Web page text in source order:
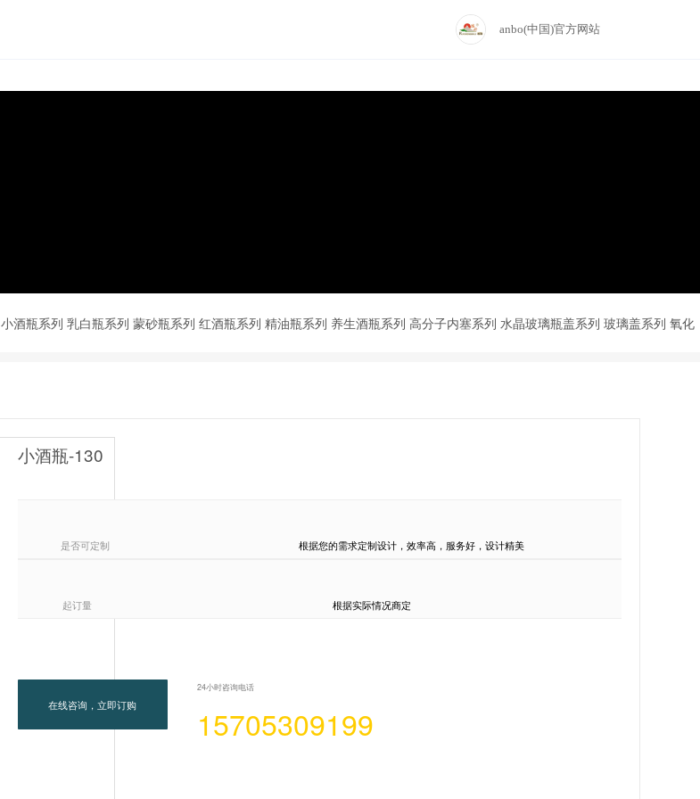
anbo(中国)官方网站
小酒瓶系列 乳白瓶系列 蒙砂瓶系列 红酒瓶系列 精油瓶系列 养生酒瓶系列 高分子内塞系列 水晶玻璃瓶盖系列 玻璃盖系列 氧化
小酒瓶-130
是否可定制 根据您的需求定制设计，效率高，服务好，设计精美
起订量 根据实际情况商定
在线咨询，立即订购
24小时咨询电话
15705309199